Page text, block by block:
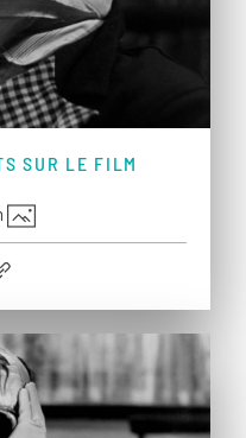
SUR LE FILM